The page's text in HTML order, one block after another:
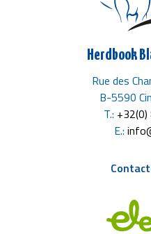
Herdbook
Rue des
B-5590
T.:
E.: